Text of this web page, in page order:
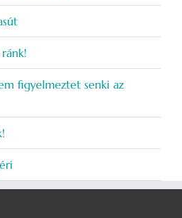
figyelmeztet senki az